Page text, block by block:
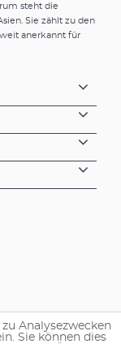
steht die
Sie zählt zu den
anerkannt für
Analysezwecken
Sie können dies